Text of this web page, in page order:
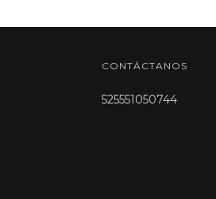
CONTÁCTANOS
525551050744